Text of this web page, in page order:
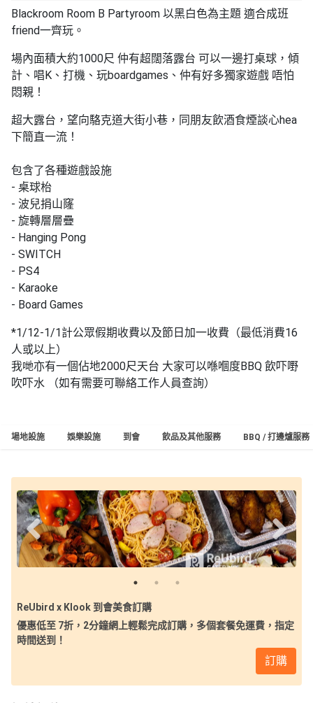
體
驗
手
作
工
坊
外
玩
樂
遊
艇
出
租
Blackroom Room B Partyroom 以黑白色為主題 適合成班
friend一齊玩。
場內面積大約1000尺 仲有超闊落露台 可以一邊打桌球，傾
計、唱K、打機、玩boardgames、仲有好多獨家遊戲 唔怕
悶親！
超大露台，望向駱克道大街小巷，同朋友飲酒食煙談心hea
下簡直一流！
包含了各種遊戲設施
- 桌球枱
- 波兒捐山窿
- 旋轉層層疊
- ⁠Hanging Pong
- SWITCH
- ⁠PS4
- ⁠Karaoke
- Board Games
*1/12-1/1計公眾假期收費以及節日加一收費（最低消費16
人或以上）
我哋亦有一個佔地2000尺天台 大家可以喺嗰度BBQ 飲吓嘢
吹吓水 （如有需要可聯絡工作人員查詢）
場地設施 娛樂設施 到會 飲品及其他服務 BBQ / 打邊爐服務
ReUbird x Klook 到會美食訂購
優惠低至 7折，2分鐘網上輕鬆完成訂購，多個套餐免運費，指定
時間送到！
訂購